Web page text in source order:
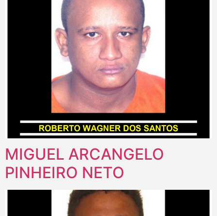
MIGUEL ARCANGELO
PINHEIRO NETO